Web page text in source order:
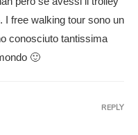
I free walking tour sono un
conosciuto tantissima
🙂
REPLY